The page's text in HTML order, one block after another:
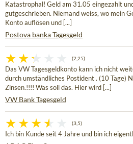
Katastrophal! Geld am 31.05 eingezahlt
gutgeschrieben. Niemand weiss, wo mein
Konto auflösen und [...]
Postova banka Tagesgeld
(2,25)
Das VW Tagesgeldkonto kann ich nicht
durch umständliches Postident . (10 Tage)
Zinsen.!!!! Was soll das. Hier wird [...]
VW Bank Tagesgeld
(3,5)
Ich bin Kunde seit 4 Jahre und bin ich